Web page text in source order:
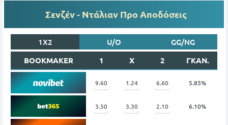
Σενζέν - Ντάλιαν Προ Αποδόσεις
1X2 U/O
GG/NG
BOOKMAKER
1 X 2 ΓΚΑΝ.
9.60 1.24 6.60 5.85%
3.50 3.30 2.10 6.10%